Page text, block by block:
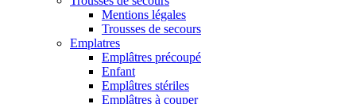
Mentions légales
Trousses de secours
Emplatres
Emplâtres précoupé
Enfant
Emplâtres stériles
Emplâtres à couper